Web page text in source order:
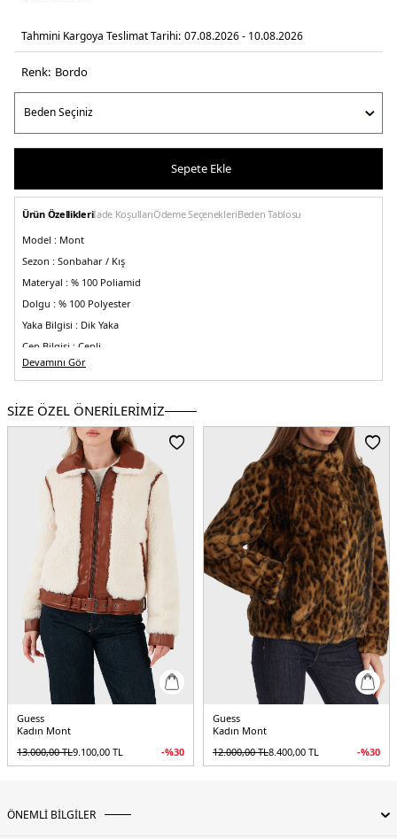
Tahmini Kargoya Teslimat Tarihi: 07.08.2026 - 10.08.2026
Renk: bordo
Sepete Ekle
Ürün Özellikleriİade KoşullarıÖdeme SeçenekleriBeden Tablosu
Model : Mont
Sezon : Sonbahar / Kış
Materyal : % 100 Poliamid
Dolgu : % 100 Polyester
Yaka Bilgisi : Dik Yaka
Cep Bilgisi : Cepli
Kapama Bilgisi :
Kalıp Bilgisi :Regular Fit
Detay :Astarlı- Göğüs kısmında logo - Su itici- Kapitoneli
Manken Ölçüsü :
Boy : 1.75 cm / Göğüs : 85 cm / Bel : 65 cm / Basen : 93 cm /
Beden : S
Menşei :
5DK2V4YL03WFUD0G4P2.61
Devamını Gör
SİZE ÖZEL ÖNERİLERİMİZ
Guess
Kadın Mont
13.000,00TL9.100,00 TL -%30
Guess
Kadın Mont
12.000,00TL8.400,00 TL -%30
ÖNEMLİ BİLGİLER